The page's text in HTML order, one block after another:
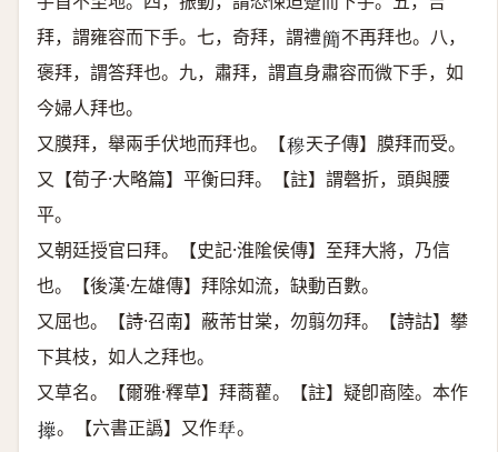
拜，謂雍容而下手。七，奇拜，謂禮𥳑 不再拜也。八，
褒拜，謂答拜也。九，肅拜，謂直身肅容而微下手，如
今婦人拜也。
又膜拜，舉兩手伏地而拜也。【𥠇 天子傳】膜拜而受。
又【荀子·大略篇】平衡曰拜。【註】謂磬折，頭與腰
平。
又朝廷授官曰拜。【史記·淮隂侯傳】至拜大將，乃信
也。【後漢·左雄傳】拜除如流，缺動百數。
又屈也。【詩·召南】蔽芾甘棠，勿翦勿拜。【詩詁】攀
下其枝，如人之拜也。
又草名。【爾雅·釋草】拜蔏藋。【註】疑卽商陸。本作
𢷎 。【六書正譌】又作𢫶 。